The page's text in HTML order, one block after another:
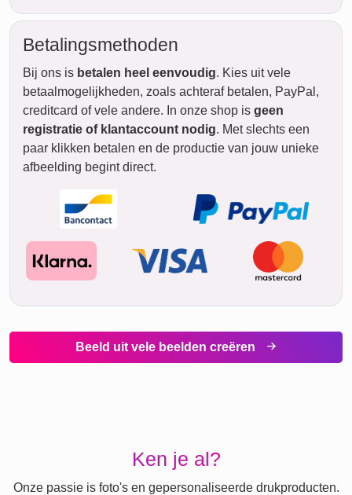
Betalingsmethoden
Bij ons is betalen heel eenvoudig. Kies uit vele
betaalmogelijkheden, zoals achteraf betalen, PayPal,
creditcard of vele andere. In onze shop is geen
registratie of klantaccount nodig. Met slechts een
paar klikken betalen en de productie van jouw unieke
afbeelding begint direct.
Beeld uit vele beelden creëren
Ken je al?
Onze passie is foto's en gepersonaliseerde drukproducten.